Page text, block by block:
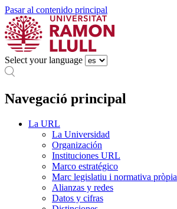
Pasar al contenido principal
Select your language
Navegació principal
La URL
La Universidad
Organización
Instituciones URL
Marco estratégico
Marc legislatiu i normativa pròpia
Alianzas y redes
Datos y cifras